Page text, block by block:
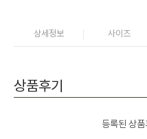
상세정보 사이즈
상품후기
등록된 상